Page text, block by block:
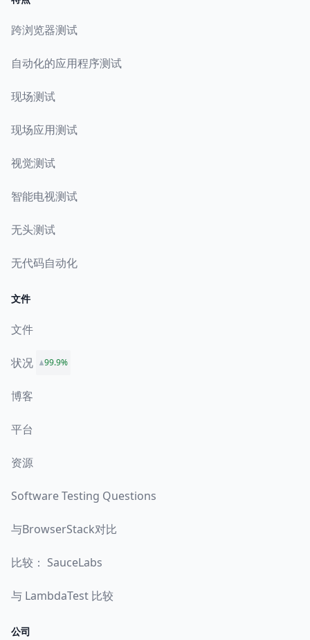
跨浏览器测试
自动化的应用程序测试
现场测试
现场应用测试
视觉测试
智能电视测试
无头测试
无代码自动化
文件
文件
状况 99.9%
博客
平台
资源
Software Testing Questions
与BrowserStack对比
比较： SauceLabs
与 LambdaTest 比较
公司